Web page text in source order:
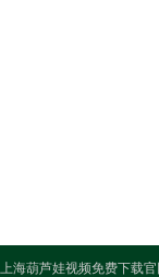
上海葫芦娃视频免费下载官